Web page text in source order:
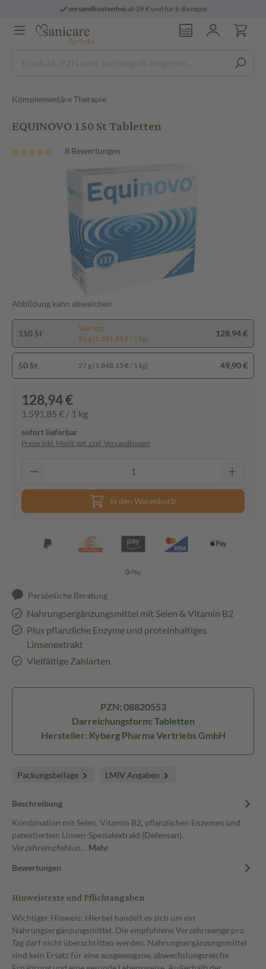
versandkostenfreiab 29 € und für E-Rezepte
Komplementäre Therapie
EQUINOVO 150 St Tabletten
8 Bewertungen
Abbildung kann abweichen
150 St
Spartipp
81 g (1.591,85 € / 1 kg)
128,94 €
50 St 27 g (1.848,15 € / 1 kg) 49,90 €
128,94 €
1.591,85 € / 1 kg
sofort lieferbar
Preise inkl. MwSt. ggf. zzgl. Versandkosten
In den Warenkorb
Persönliche Beratung
Nahrungsergänzungsmittel mit Selen & Vitamin B2
Plus pflanzliche Enzyme und proteinhaltiges
Linsenextrakt
Vielfältige Zahlarten
PZN: 08820553
Darreichungsform: Tabletten
Hersteller: Kyberg Pharma Vertriebs GmbH
Packungsbeilage LMIV Angaben
Beschreibung
Kombination mit Selen, Vitamin B2, pflanzlichen Enzymen und
patentiertem Linsen-Spezialextrakt (Defensan).
Verzehrempfehlun… Mehr
Bewertungen
Hinweistexte und Pflichtangaben
Wichtiger Hinweis: Hierbei handelt es sich um ein
Nahrungsergänzungsmittel. Die empfohlene Verzehrmenge pro
Tag darf nicht überschritten werden. Nahrungsergänzungsmittel
sind kein Ersatz für eine ausgewogene, abwechslungsreiche